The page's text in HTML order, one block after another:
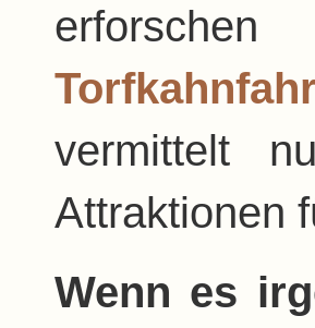
vermittelt
Attraktionen
Wenn es